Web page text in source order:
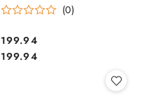
(0)
Cena:
199.94
Cena:
199.94